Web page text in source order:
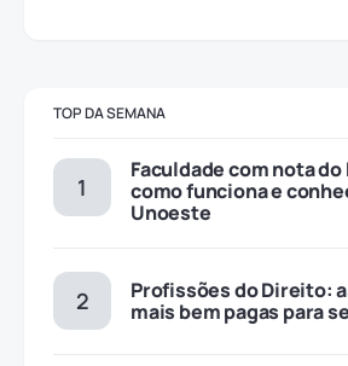
TOP DA SEMANA
Faculdade com nota do
como funciona e
Unoeste
Profissões do Direito:
mais bem pagas para